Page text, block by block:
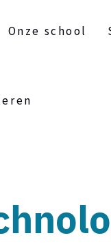
Onze school